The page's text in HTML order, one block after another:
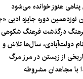
هنوز خوانده می‌شود
نوزدهمین دوره جایزه
درگذشت فرهنگ شکوهی
دولت‌آبادی، سال‌ها تلاش
از زیستن در مرز مرگ
با مجاهدان مشروطه